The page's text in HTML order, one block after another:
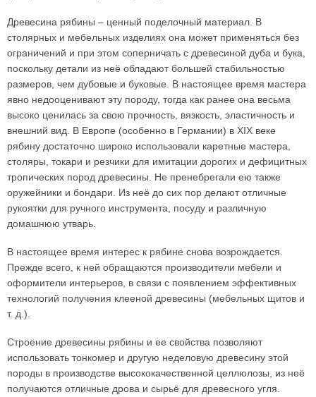
Древесина рябины – ценный поделочный материал. В
столярных и мебельных изделиях она может применяться без
ограничений и при этом соперничать с древесиной дуба и бука,
поскольку детали из неё обладают большей стабильностью
размеров, чем дубовые и буковые. В настоящее время мастера
явно недооценивают эту породу, тогда как ранее она весьма
высоко ценилась за свою прочность, вязкость, эластичность и
внешний вид. В Европе (особенно в Германии) в XIX веке
рябину достаточно широко использовали каретные мастера,
столяры, токари и резчики для имитации дорогих и дефицитных
тропических пород древесины. Не пренебрегали ею также
оружейники и бондари. Из неё до сих пор делают отличные
рукоятки для ручного инструмента, посуду и различную
домашнюю утварь.
В настоящее время интерес к рябине снова возрождается.
Прежде всего, к ней обращаются производители мебели и
оформители интерьеров, в связи с появлением эффективных
технологий получения клееной древесины (мебельных щитов и
т. д.).
Строение древесины рябины и ее свойства позволяют
использовать тонкомер и другую неделовую древесину этой
породы в производстве высококачественной целлюлозы, из неё
получаются отличные дрова и сырьё для древесного угля.